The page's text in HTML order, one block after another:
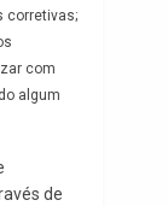
corretivas;
com
algum
de